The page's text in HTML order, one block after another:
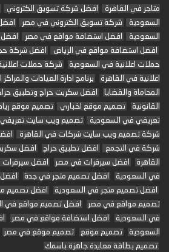
متاجر في القاهرة
افضل شركة تسويق الكتروني
السعودية
شركة تسويق الكتروني في مصر
السعودية
افضل استضافة مواقع في مصر
افضل استضافة مواقع في الرياض
افضل شركة
حملات اعلانية في السعودية
شركة حملات
اعلانية في القاهرة
برنامج ادارة العيادات والمراكز
المحاماة والقضايا
افضل سكربت حراج وتطبيق
القانونية
تصميم موقع اخباري تصميم موقع
تعريفي في السعودية
تصميم ويب سايت تعريفي 2020 في مصر
شركة تصميم ويب سايت شركات في القاهرة
شركة في التجمع
افضل تطبيق حراج افضل
القاهرة
افضل سيرفرات في مصر افضل سيرفرات
في السعودية
افضل تصميم متجر في جدة
افضل تصميم متجر في السعودية
افضل تصميم
تصميم مواقع في مصر
افضل تصميم مواقع في
في السعودية
افضل استضافة مواقع في مصر
السعودية
تصميم موقع تصميم موقع في مصر
تصميم بطاقة معايدة جاهزة باسمك